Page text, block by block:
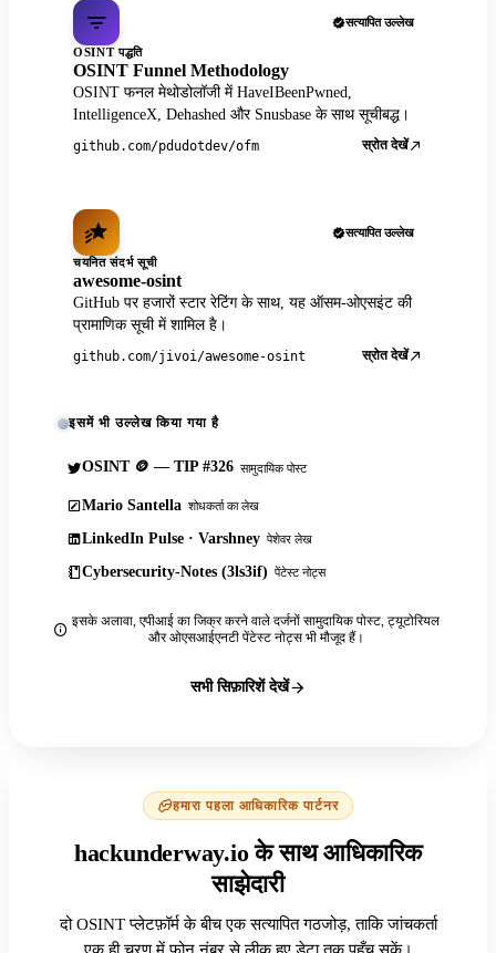
सत्यापित उल्लेख
OSINT पद्धति
OSINT Funnel Methodology
OSINT फनल मेथोडोलॉजी में HaveIBeenPwned,
IntelligenceX, Dehashed और Snusbase के साथ सूचीबद्ध।
github.com/pdudotdev/ofm स्रोत देखें
सत्यापित उल्लेख
चयनित संदर्भ सूची
awesome-osint
GitHub पर हजारों स्टार रेटिंग के साथ, यह ऑसम-ओएसइंट की
प्रामाणिक सूची में शामिल है।
github.com/jivoi/awesome-osint स्रोत देखें
इसमें भी उल्लेख किया गया है
OSINT 🪙 — TIP #326 सामुदायिक पोस्ट
Mario Santella शोधकर्ता का लेख
LinkedIn Pulse · Varshney पेशेवर लेख
Cybersecurity-Notes (3ls3if) पेंटेस्ट नोट्स
इसके अलावा, एपीआई का जिक्र करने वाले दर्जनों सामुदायिक पोस्ट, ट्यूटोरियल
और ओएसआईएनटी पेंटेस्ट नोट्स भी मौजूद हैं।
सभी सिफ़ारिशें देखें
हमारा पहला आधिकारिक पार्टनर
hackunderway.io के साथ आधिकारिक
साझेदारी
दो OSINT प्लेटफ़ॉर्म के बीच एक सत्यापित गठजोड़, ताकि जांचकर्ता